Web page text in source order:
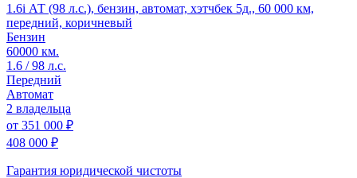
1.6i АТ (98 л.с.), бензин, автомат, хэтчбек 5д., 60 000 км,
передний, коричневый
Бензин
60000 км.
1.6 / 98 л.с.
Передний
Автомат
2 владельца
от 351 000 ₽
408 000 ₽
Гарантия юридической чистоты